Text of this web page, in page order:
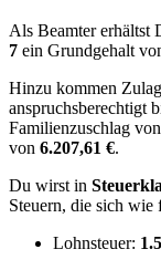
Als Beamter erhältst
7 ein Grundgehalt
Hinzu kommen
anspruchsberechtigt
Familienzuschlag von
von 6.207,61 €.
Du wirst in
Steuern, die sich wie
Lohnsteuer: